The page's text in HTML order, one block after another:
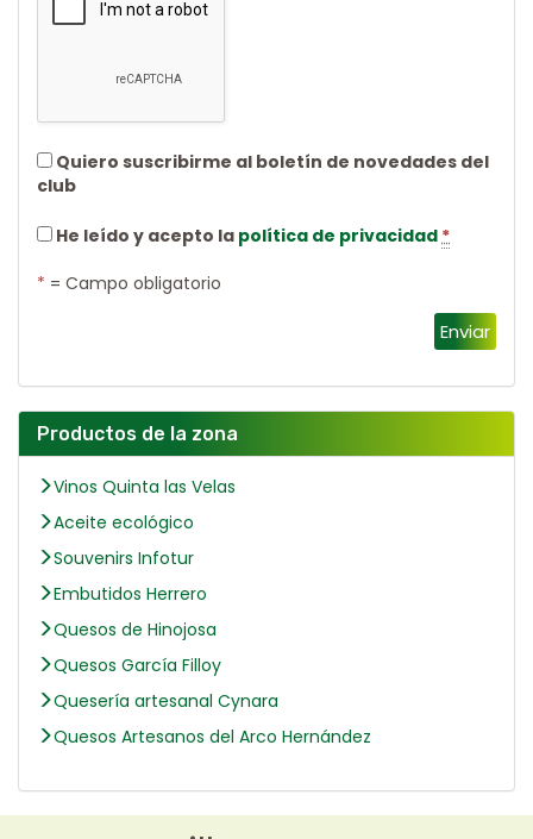
Quiero suscribirme al boletín de novedades del
club
He leído y acepto la política de privacidad *
* = Campo obligatorio
Enviar
Productos de la zona
Vinos Quinta las Velas
Aceite ecológico
Souvenirs Infotur
Embutidos Herrero
Quesos de Hinojosa
Quesos García Filloy
Quesería artesanal Cynara
Quesos Artesanos del Arco Hernández